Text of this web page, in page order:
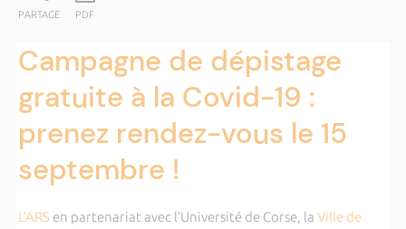
PARTAGE PDF
Campagne de dépistage
gratuite à la Covid-19 :
prenez rendez-vous le 15
septembre !
L’ARS en partenariat avec l’Université de Corse, la Ville de